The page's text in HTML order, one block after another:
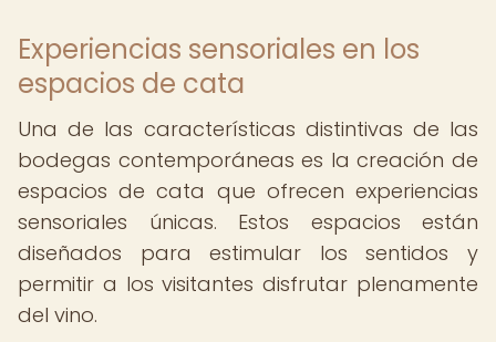
Experiencias sensoriales en los
espacios de cata
Una de las características distintivas de las
bodegas contemporáneas es la creación de
espacios de cata que ofrecen experiencias
sensoriales únicas. Estos espacios están
diseñados para estimular los sentidos y
permitir a los visitantes disfrutar plenamente
del vino.